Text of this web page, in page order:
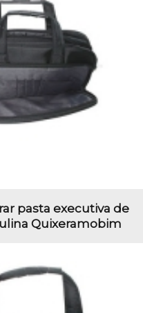
pasta executiva de
Quixeramobim